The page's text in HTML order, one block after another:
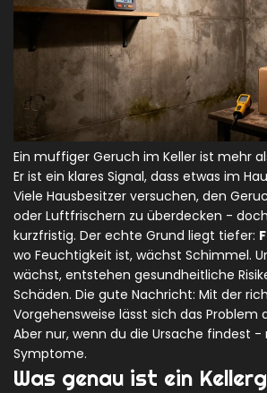
Ein muffiger Geruch im Keller ist mehr
Er ist ein klares Signal, dass etwas im
Viele Hausbesitzer versuchen, den
oder Luftfrischern zu überdecken -
kurzfristig. Der echte Grund liegt tiefer:
wo Feuchtigkeit ist, wächst Schimmel.
wächst, entstehen gesundheitliche
Schäden. Die gute Nachricht: Mit der
Vorgehensweise lässt sich das Problem
Aber nur, wenn du die Ursache findest
Symptome.
Was genau ist ein